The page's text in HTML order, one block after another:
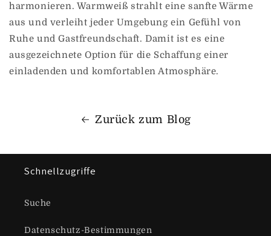
harmonieren. Warmweiß strahlt eine sanfte Wärme
aus und verleiht jeder Umgebung ein Gefühl von
Ruhe und Gastfreundschaft. Damit ist es eine
ausgezeichnete Option für die Schaffung einer
einladenden und komfortablen Atmosphäre.
Zurück zum Blog
Schnellzugriffe
Suche
Datenschutz-Bestimmungen